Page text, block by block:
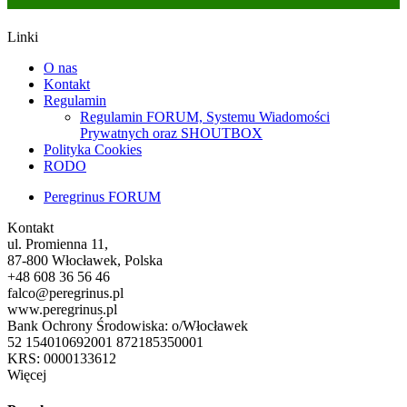
Linki
O nas
Kontakt
Regulamin
Regulamin FORUM, Systemu Wiadomości
Prywatnych oraz SHOUTBOX
Polityka Cookies
RODO
Peregrinus FORUM
Kontakt
ul. Promienna 11,
87-800 Włocławek, Polska
+48 608 36 56 46
falco@peregrinus.pl
www.peregrinus.pl
Bank Ochrony Środowiska: o/Włocławek
52 154010692001 872185350001
KRS: 0000133612
Więcej